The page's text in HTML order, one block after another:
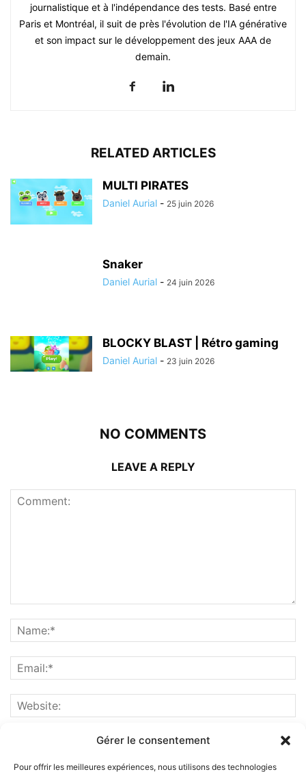
Gérer le consentement
Pour offrir les meilleures expériences, nous utilisons des technologies
journalistique et à l'indépendance des tests. Basé entre
Paris et Montréal, il suit de près l'évolution de l'IA générative
et son impact sur le développement des jeux AAA de
demain.
RELATED ARTICLES
MULTI PIRATES
Daniel Aurial - 25 juin 2026
Snaker
Daniel Aurial - 24 juin 2026
BLOCKY BLAST | Rétro gaming
Daniel Aurial - 23 juin 2026
NO COMMENTS
LEAVE A REPLY